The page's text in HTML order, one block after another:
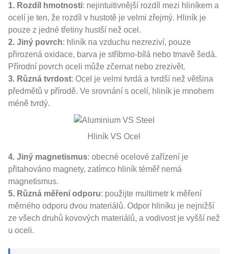
1. Rozdíl hmotnosti: nejintuitivnější rozdíl mezi hliníkem a
ocelí je ten, že rozdíl v hustotě je velmi zřejmý. Hliník je
pouze z jedné třetiny hustší než ocel.
2. Jiný povrch: hliník na vzduchu nezreziví, pouze
přirozená oxidace, barva je stříbrno-bílá nebo tmavě šedá.
Přírodní povrch oceli může zčernat nebo zrezivět.
3. Různá tvrdost: Ocel je velmi tvrdá a tvrdší než většina
předmětů v přírodě. Ve srovnání s ocelí, hliník je mnohem
méně tvrdý.
Hliník VS Ocel
4. Jiný magnetismus: obecné ocelové zařízení je
přitahováno magnety, zatímco hliník téměř nemá
magnetismus.
5. Různá měření odporu: použijte multimetr k měření
měrného odporu dvou materiálů. Odpor hliníku je nejnižší
ze všech druhů kovových materiálů, a vodivost je vyšší než
u oceli.